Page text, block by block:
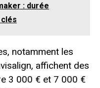
: durée
notamment les
affichent des
3 000 € et 7 000 €